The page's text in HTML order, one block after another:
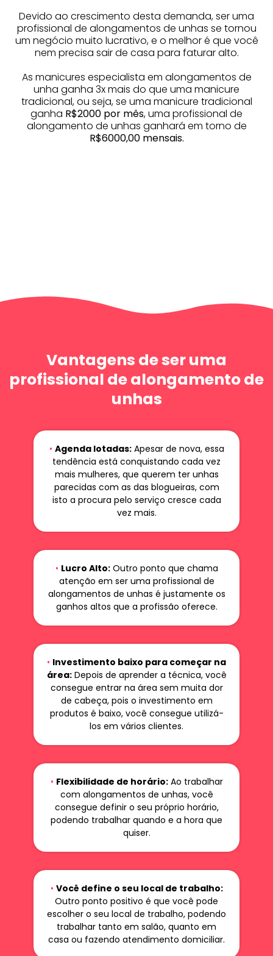
Devido ao crescimento desta demanda, ser uma
profissional de alongamentos de unhas se tornou
um negócio muito lucrativo, e o melhor é que você
nem precisa sair de casa para faturar alto.
As manicures especialista em alongamentos de
unha ganha 3x mais do que uma manicure
tradicional, ou seja, se uma manicure tradicional
ganha R$2000 por mês, uma profissional de
alongamento de unhas ganhará em torno de
R$6000,00 mensais.
Vantagens de ser uma
profissional de alongamento de
unhas
• Agenda lotadas:Apesar de nova, essa
tendência está conquistando cada vez
mais mulheres, que querem ter unhas
parecidas com as das blogueiras, com
isto a procura pelo serviço cresce cada
vez mais.
• Lucro Alto:Outro ponto que chama
atenção em ser uma profissional de
alongamentos de unhas é justamente os
ganhos altos que a profissão oferece.
• Investimento baixo para começar na
área:Depois de aprender a técnica, você
consegue entrar na área sem muita dor
de cabeça, pois o investimento em
produtos é baixo, você consegue utilizá-
los em vários clientes.
• Flexibilidade de horário:Ao trabalhar
com alongamentos de unhas, você
consegue definir o seu próprio horário,
podendo trabalhar quando e a hora que
quiser.
• Você define o seu local de trabalho:
Outro ponto positivo é que você pode
escolher o seu local de trabalho, podendo
trabalhar tanto em salão, quanto em
casa ou fazendo atendimento domiciliar.